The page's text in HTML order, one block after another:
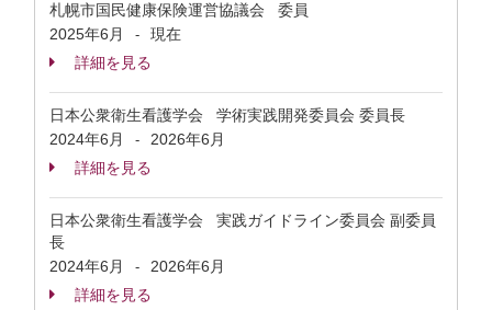
札幌市国民健康保険運営協議会 委員
2025年6月
-
現在
詳細を見る
日本公衆衛生看護学会 学術実践開発委員会 委員長
2024年6月
-
2026年6月
詳細を見る
日本公衆衛生看護学会 実践ガイドライン委員会 副委員
長
2024年6月
-
2026年6月
詳細を見る